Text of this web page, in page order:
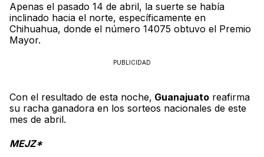
Apenas el pasado 14 de abril, la suerte se había
inclinado hacia el norte, específicamente en
Chihuahua, donde el número 14075 obtuvo el Premio
Mayor.
PUBLICIDAD
Con el resultado de esta noche, Guanajuato reafirma
su racha ganadora en los sorteos nacionales de este
mes de abril.
MEJZ*